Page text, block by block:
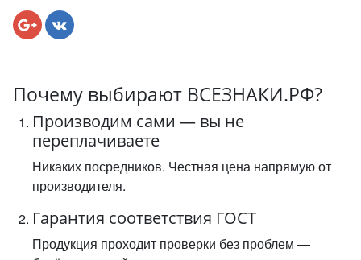
Почему выбирают ВСЕЗНАКИ.РФ?
Производим сами — вы не
переплачиваете
Никаких посредников. Честная цена напрямую от
производителя.
Гарантия соответствия ГОСТ
Продукция проходит проверки без проблем —